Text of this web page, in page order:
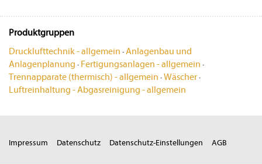
Produktgruppen
Drucklufttechnik - allgemein · Anlagenbau und
Anlagenplanung · Fertigungsanlagen - allgemein ·
Trennapparate (thermisch) - allgemein ·Wäscher·
Luftreinhaltung - Abgasreinigung - allgemein
Impressum Datenschutz Datenschutz-Einstellungen AGB